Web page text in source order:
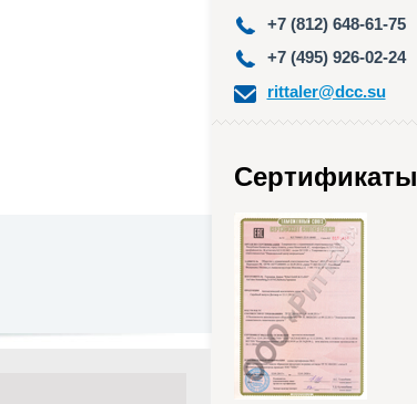
+7 (812) 648-61-75
+7 (495) 926-02-24
rittaler@dcc.su
Сертификаты